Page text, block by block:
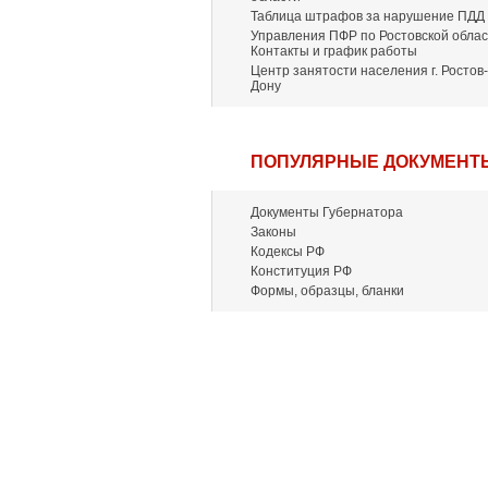
Таблица штрафов за нарушение ПДД
Управления ПФР по Ростовской
Контакты и график работы
Центр занятости населения г.
Дону
ПОПУЛЯРНЫЕ
Документы Губернатора
Законы
Кодексы РФ
Конституция РФ
Формы, образцы, бланки